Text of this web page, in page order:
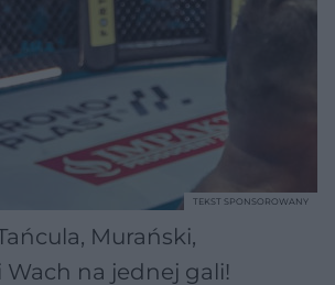
Murański,
Wach na jednej gali!
TEKST SPONSOROWANY